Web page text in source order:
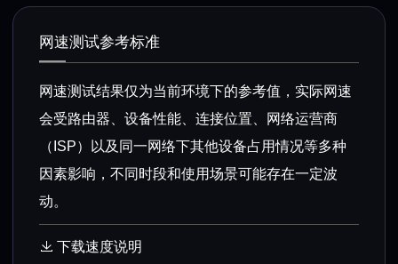
网速测试参考标准
网速测试结果仅为当前环境下的参考值，实际网速
会受路由器、设备性能、连接位置、网络运营商
（ISP）以及同一网络下其他设备占用情况等多种
因素影响，不同时段和使用场景可能存在一定波
动。
下载速度说明